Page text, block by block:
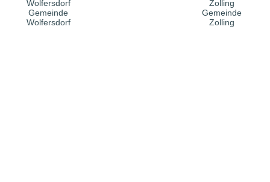
Gemeinde
Wolfersdorf
Gemeinde
Zolling